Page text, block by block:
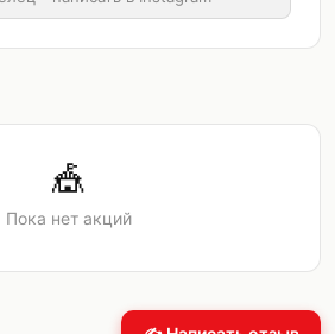
🎪
Пока нет акций